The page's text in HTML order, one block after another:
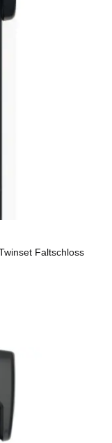
Faltschloss